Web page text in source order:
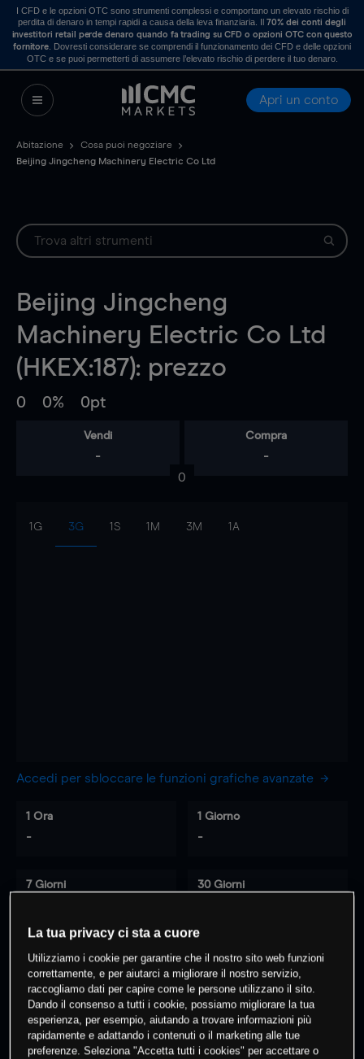
I CFD e le opzioni OTC sono strumenti complessi e comportano un elevato rischio di
perdita di denaro in tempi rapidi a causa della leva finanziaria. Il70% dei conti degli
investitori retail perde denaro quando fa trading su CFD o opzioni OTC con questo
fornitore . Dovresti considerare se comprendi il funzionamento dei CFD e delle opzioni
OTC e se puoi permetterti di assumere l’elevato rischio di perdere il tuo denaro.
Apri un conto
Abitazione
Cosa puoi negoziare
Beijing Jingcheng Machinery Electric Co Ltd
Beijing Jingcheng
Machinery Electric Co Ltd
(HKEX:187): prezzo
0 0% 0pt
Vendi
-
Compra
-
0
1G 3G 1S 1M 3M 1A
Accedi per sbloccare le funzioni grafiche avanzate
1 Ora
-
1 Giorno
-
7 Giorni 30 Giorni
0% dei clienti hanno posizioni su
questo prodotto
Fai trading
La tua privacy ci sta a cuore
Utilizziamo i cookie per garantire che il nostro sito web funzioni
correttamente, e per aiutarci a migliorare il nostro servizio,
raccogliamo dati per capire come le persone utilizzano il sito.
Dando il consenso a tutti i cookie, possiamo migliorare la tua
esperienza, per esempio, aiutando a trovare informazioni più
rapidamente e adattando i contenuti o il marketing alle tue
preferenze. Seleziona "Accetta tutti i cookies" per accettare o